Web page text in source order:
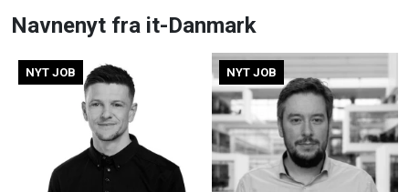
Navnenyt fra it-Danmark
NYT JOB NYT JOB